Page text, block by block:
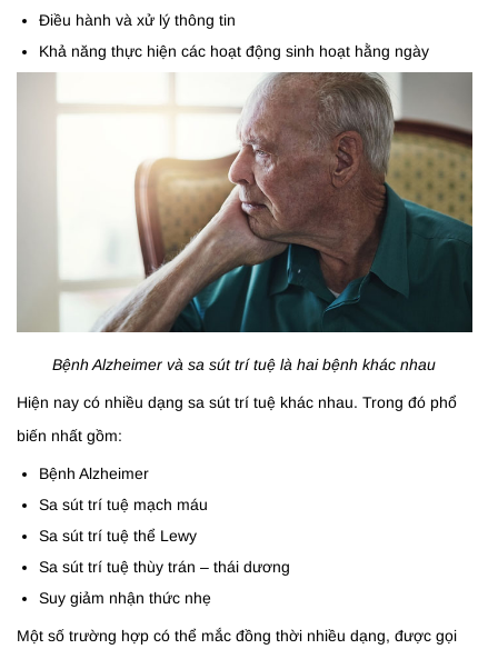
Điều hành và xử lý thông tin
Khả năng thực hiện các hoạt động sinh hoạt hằng ngày
Bệnh Alzheimer và sa sút trí tuệ là hai bệnh khác nhau
Hiện nay có nhiều dạng sa sút trí tuệ khác nhau. Trong đó phổ
biến nhất gồm:
Bệnh Alzheimer
Sa sút trí tuệ mạch máu
Sa sút trí tuệ thể Lewy
Sa sút trí tuệ thùy trán – thái dương
Suy giảm nhận thức nhẹ
Một số trường hợp có thể mắc đồng thời nhiều dạng, được gọi